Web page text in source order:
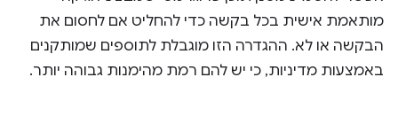
מותאמת אישית בכל בקשה כדי להחליט אם לחסום את
הבקשה או לא. ההגדרה הזו מוגבלת לתוספים שמותקנים
באמצעות מדיניות, כי יש להם רמת מהימנות גבוהה יותר.